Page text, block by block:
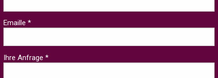
Emaille *
Ihre Anfrage *